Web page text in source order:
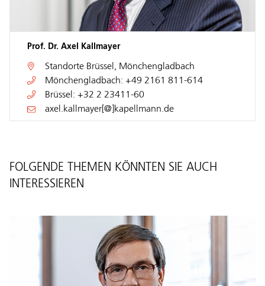
Prof. Dr. Axel Kallmayer
Standorte Brüssel , Mönchengladbach
Mönchengladbach: +49 2161 811-614
Brüssel: +32 2 23411-60
axel.kallmayer[@]kapellmann.de
FOLGENDE THEMEN KÖNNTEN SIE AUCH
INTERESSIEREN